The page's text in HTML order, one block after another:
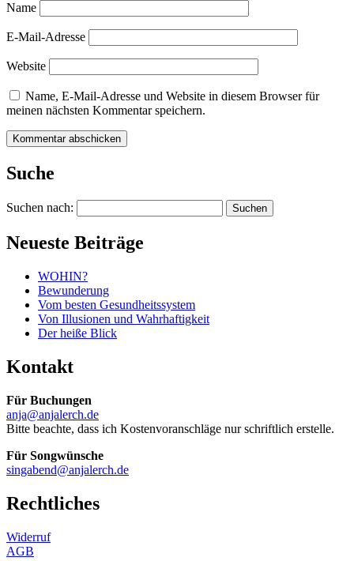
Name
E-Mail-Adresse
Website
Name, E-Mail-Adresse und Website in diesem Browser für
meinen nächsten Kommentar speichern.
Suche
Suchen nach:
Neueste Beiträge
WOHIN?
Bewunderung
Vom besten Gesundheitssystem
Von Illusionen und Wahrhaftigkeit
Der heiße Blick
Kontakt
Für Buchungen
anja@anjalerch.de
Bitte beachte, dass ich Kostenvoranschläge nur schriftlich erstelle.
Für Songwünsche
singabend@anjalerch.de
Rechtliches
Widerruf
AGB